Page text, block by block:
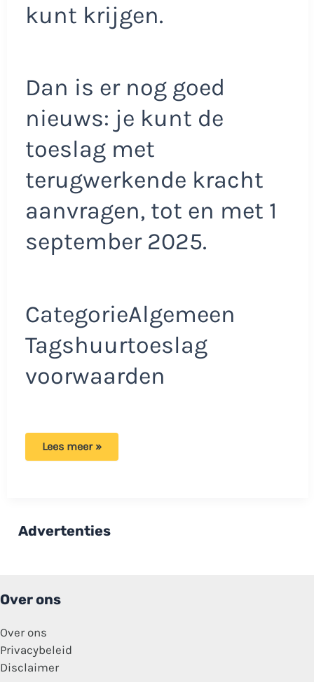
kunt krijgen.
Dan is er nog goed
nieuws: je kunt de
toeslag met
terugwerkende kracht
aanvragen, tot en met 1
september 2025.
CategorieAlgemeen
Tagshuurtoeslag
voorwaarden
Versoepeling
huurtoeslag
in
Lees meer »
Advertenties
Over ons
Over ons
Privacybeleid
Disclaimer